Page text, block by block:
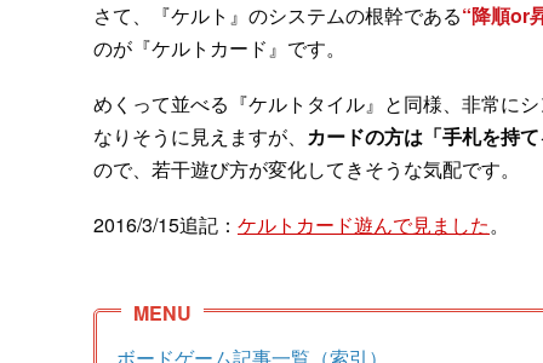
さて、『ケルト』のシステムの根幹である“降順or
のが『ケルトカード』です。
めくって並べる『ケルトタイル』と同様、非常に
なりそうに見えますが、 カードの方は「手札を持
ので、若干遊び方が変化してきそうな気配です。
2016/3/15追記： ケルトカード遊んで見ました。
ボードゲーム記事一覧（索引）